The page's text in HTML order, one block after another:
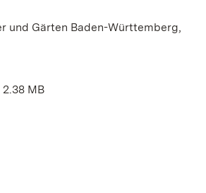
und Gärten Baden-Württemberg,
2.38 MB